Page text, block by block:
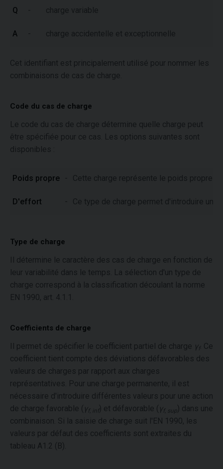
Q - charge variable
A - charge accidentelle et exceptionnelle
Cet identifiant est principalement utilisé pour nommer les
combinaisons de cas de charge.
Code du cas de charge
Le code du cas de charge détermine quelle charge peut
être spécifiée pour ce cas. Les options suivantes sont
disponibles :
Poids propre - Cette charge représente le poids propre
D'effort - Ce type de charge permet d'introduire un
Type de charge
Il détermine le caractère des cas de charge en fonction de
leur variabilité dans le temps. La sélection d'un type de
charge correspond à la classification découlant la norme
EN 1990, art. 4.1.1.
Coefficients de charge
Il permet de spécifier le coefficient partiel de charge γf . Ce
coefficient tient compte des déviations défavorables des
valeurs de charges par rapport aux charges
représentatives. Pour une charge permanente, il est
nécessaire d'introduire différentes valeurs pour une action
de charge favorable ( γf, inf) et défavorable ( γf, sup) dans une
combinaison. Si la saisie de charge suit l'EN 1990, les
valeurs par défaut des coefficients sont extraites du
tableau A1.2 (B).